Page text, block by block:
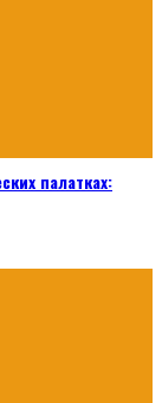
палатках: